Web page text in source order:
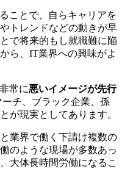
ことで、自らキャリアを
トレンドなどの動きが早
で将来的もし就職難に陥
ら、IT業界への興味がよ
常に悪いイメージが先行
チ、ブラック企業、孫
が現実としてあります。
業界で働く下請け複数の
のような現場が多数あっ
大体長時間労働になるこ